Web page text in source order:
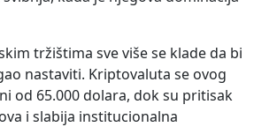
tržištima sve više se klade da bi
nastaviti. Kriptovaluta se ovog
od 65.000 dolara, dok su pritisak
i slabija institucionalna